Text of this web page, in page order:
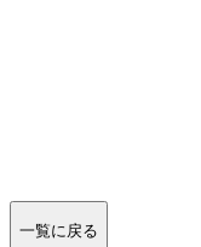
一覧に戻る